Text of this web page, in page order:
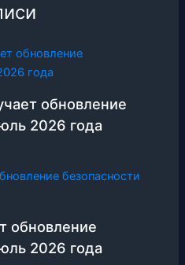
обновление
2026 года
обновление
2026 года